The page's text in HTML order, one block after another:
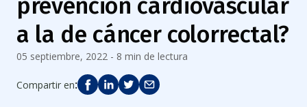
accesibilidad.
prevención cardiovascular
a la de cáncer colorrectal?
05 septiembre, 2022 - 8 min de lectura
Compartir en: